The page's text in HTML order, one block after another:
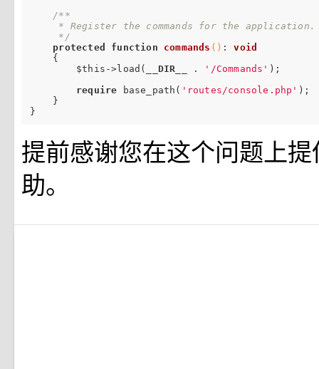
/**
     * Register the commands for the application.
     */
protected
function commands () : void
{
        $this->load(
__DIR__ . '/Commands' );
require base_path( 'routes/console.php' );
    }
提前感谢您在这个问题上
助。